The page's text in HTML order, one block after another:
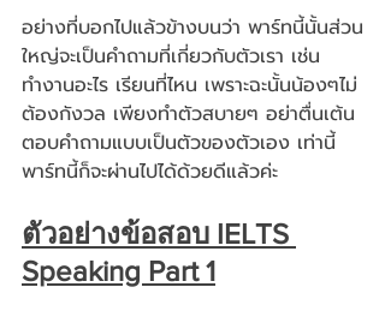
อย่างที่บอกไปแล้วข้างบนว่า พาร์ทนี้นั้นส่วน
ใหญ่จะเป็นคำถามที่เกี่ยวกับตัวเรา เช่น
ทำงานอะไร เรียนที่ไหน เพราะฉะนั้นน้องๆไม่
ต้องกังวล เพียงทำตัวสบายๆ อย่าตื่นเต้น
ตอบคำถามแบบเป็นตัวของตัวเอง เท่านี้
พาร์ทนี้ก็จะผ่านไปได้ด้วยดีแล้วค่ะ
ตัวอย่างข้อสอบ IELTS
Speaking Part 1